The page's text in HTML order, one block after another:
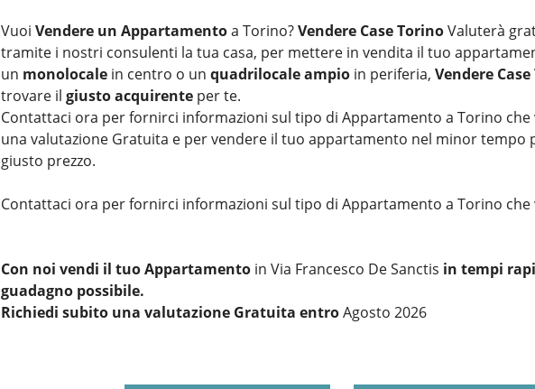
Vuoi Vendere un Appartamentoa Torino?Vendere Case TorinoValuterà
tramite i nostri consulenti la tua casa, per mettere in vendita il tuo
un monolocale in centro o un quadrilocale ampio in periferia, Vendere
trovare il giusto acquirente per te.
Contattaci ora per fornirci informazioni sul tipo di Appartamento a Torino
una valutazione Gratuita e per vendere il tuo appartamento nel minor tempo
giusto prezzo.
Contattaci ora per fornirci informazioni sul tipo di Appartamento a Torino
Con noi vendi il tuo Appartamento in Via Francesco De Sanctis in tempi
guadagno possibile.
Richiedi subito una valutazione Gratuita entroAgosto 2026